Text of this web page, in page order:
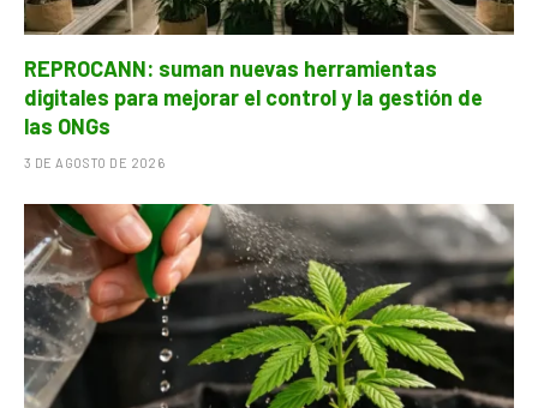
REPROCANN: suman nuevas herramientas
digitales para mejorar el control y la gestión de
las ONGs
3 DE AGOSTO DE 2026